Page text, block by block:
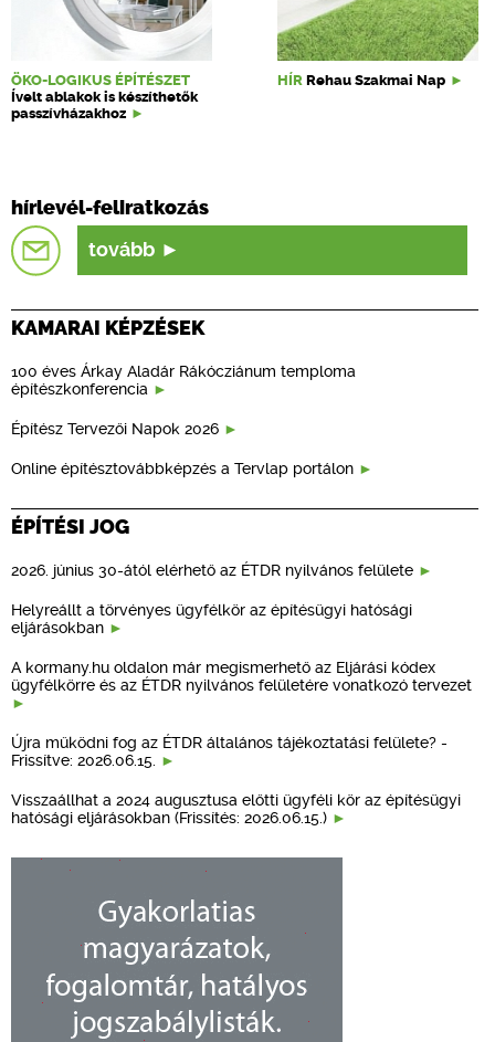
ÖKO-LOGIKUS ÉPÍTÉSZET
Ívelt ablakok is készíthetők
passzívházakhoz
HÍR Rehau Szakmai Nap
hírlevél-feliratkozás
tovább
KAMARAI KÉPZÉSEK
100 éves Árkay Aladár Rákócziánum temploma
építészkonferencia
Építész Tervezői Napok 2026
Online építésztovábbképzés a Tervlap portálon
ÉPÍTÉSI JOG
2026. június 30-ától elérhető az ÉTDR nyilvános felülete
Helyreállt a törvényes ügyfélkör az építésügyi hatósági
eljárásokban
A kormany.hu oldalon már megismerhető az Eljárási kódex
ügyfélkörre és az ÉTDR nyilvános felületére vonatkozó tervezet
Újra működni fog az ÉTDR általános tájékoztatási felülete? -
Frissítve: 2026.06.15.
Visszaállhat a 2024 augusztusa előtti ügyféli kör az építésügyi
hatósági eljárásokban (Frissítés: 2026.06.15.)